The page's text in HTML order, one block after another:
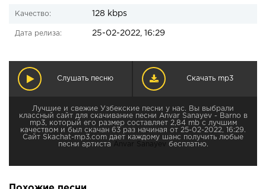
Качество: 128 kbps
Дата релиза: 25-02-2022, 16:29
Слушать песню Скачать mp3
Лучшие и свежие Узбекские песни у нас. Вы выбрали
классный сайт для скачивание песни Anvar Sanayev - Barno в
mp3, который его размер составляет 2,84 mb с лучшим
качеством и был скачан 63 раз начиная от 25-02-2022, 16:29.
Сайт Skachat-mp3.com дает каждому шанс получить любые
песни артиста
Anvar Sanayev бесплатно.